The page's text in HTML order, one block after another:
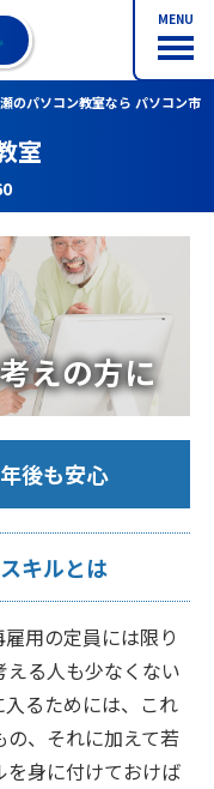
MENU
のパソコン教室なら パソコン市
室
えの方に
後も安心
キルとは
用の定員には限り
る人も少なくない
るためには、これ
の、それに加えて若
身に付けておけば